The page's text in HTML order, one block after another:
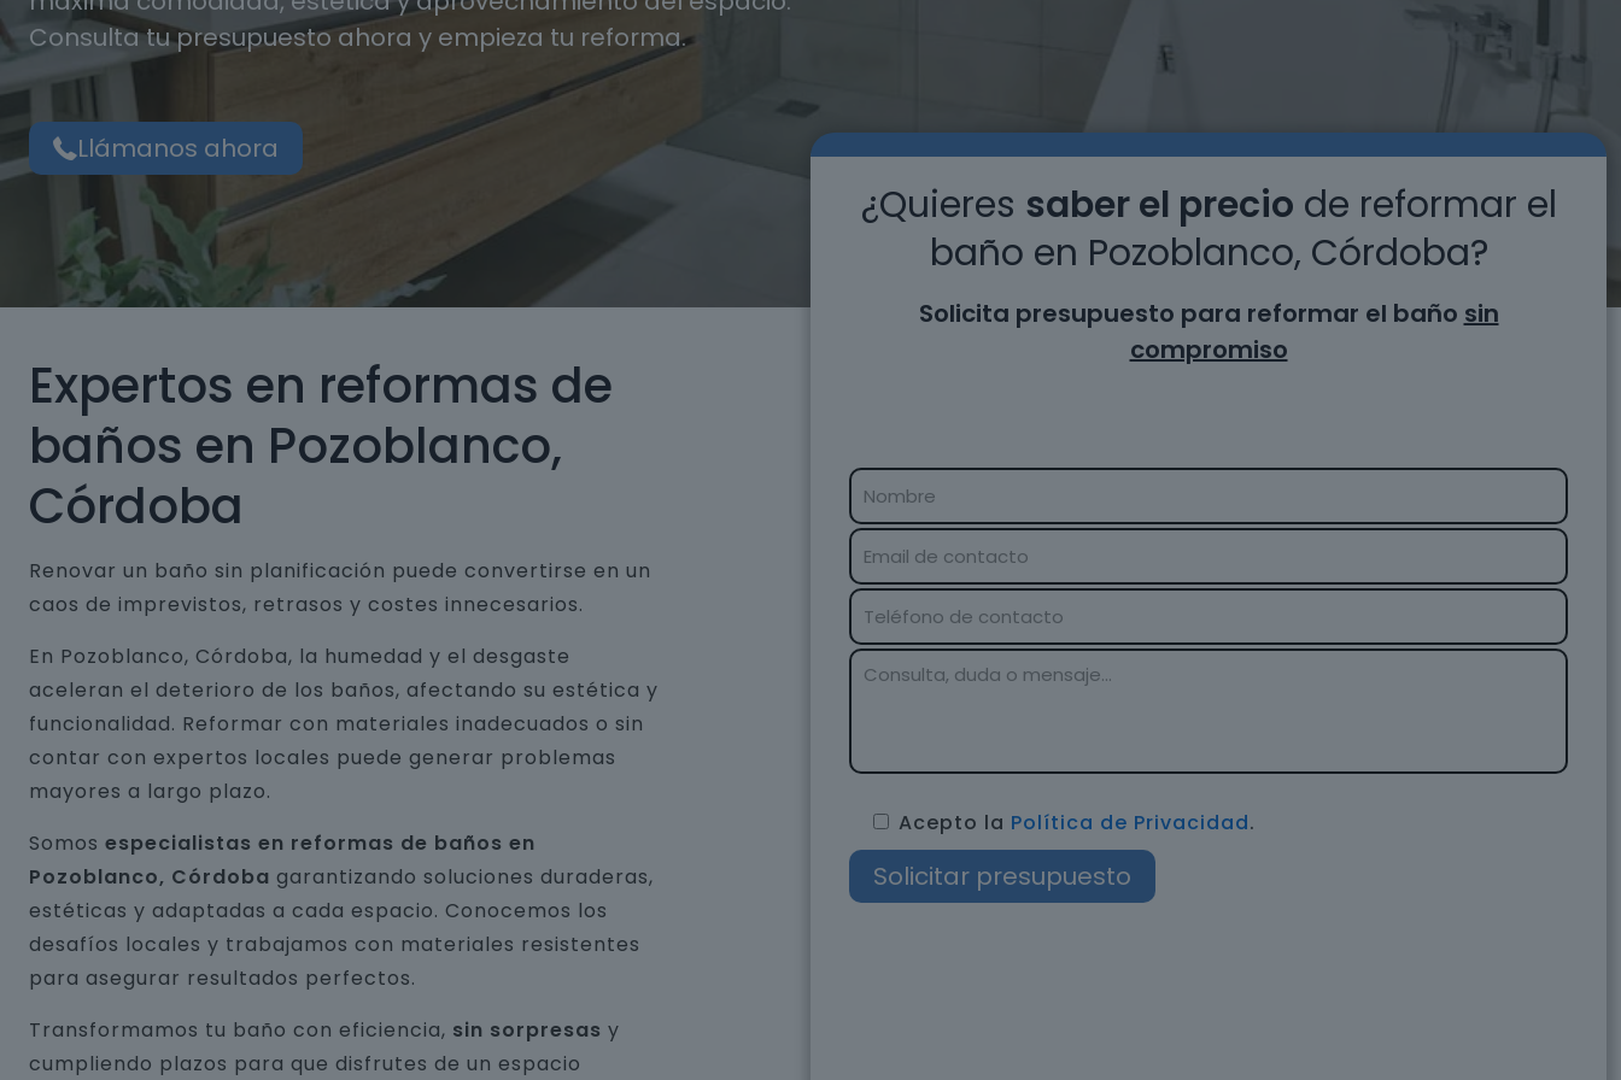
Consulta tu presupuesto ahora y empieza tu reforma.
Llámanos ahora
Expertos en reformas de
baños en Pozoblanco,
Córdoba
Renovar un baño sin planificación puede convertirse en un
caos de imprevistos, retrasos y costes innecesarios.
En Pozoblanco, Córdoba, la humedad y el desgaste
aceleran el deterioro de los baños, afectando su estética y
funcionalidad. Reformar con materiales inadecuados o sin
contar con expertos locales puede generar problemas
mayores a largo plazo.
Somos especialistas en reformas de baños en
Pozoblanco, Córdoba garantizando soluciones duraderas,
estéticas y adaptadas a cada espacio. Conocemos los
desafíos locales y trabajamos con materiales resistentes
para asegurar resultados perfectos.
Transformamos tu baño con eficiencia, sin sorpresas y
cumpliendo plazos para que disfrutes de un espacio
¿Quieres saber el precio de reformar el
baño en Pozoblanco, Córdoba?
Solicita presupuesto para reformar el baño sin
compromiso
Acepto la Política de Privacidad.